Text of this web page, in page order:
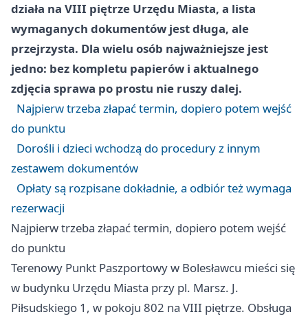
działa na VIII piętrze Urzędu Miasta, a lista
wymaganych dokumentów jest długa, ale
przejrzysta. Dla wielu osób najważniejsze jest
jedno: bez kompletu papierów i aktualnego
zdjęcia sprawa po prostu nie ruszy dalej.
Najpierw trzeba złapać termin, dopiero potem wejść
do punktu
Dorośli i dzieci wchodzą do procedury z innym
zestawem dokumentów
Opłaty są rozpisane dokładnie, a odbiór też wymaga
rezerwacji
Najpierw trzeba złapać termin, dopiero potem wejść
do punktu
Terenowy Punkt Paszportowy w Bolesławcu mieści się
w budynku Urzędu Miasta przy pl. Marsz. J.
Piłsudskiego 1, w pokoju 802 na VIII piętrze. Obsługa